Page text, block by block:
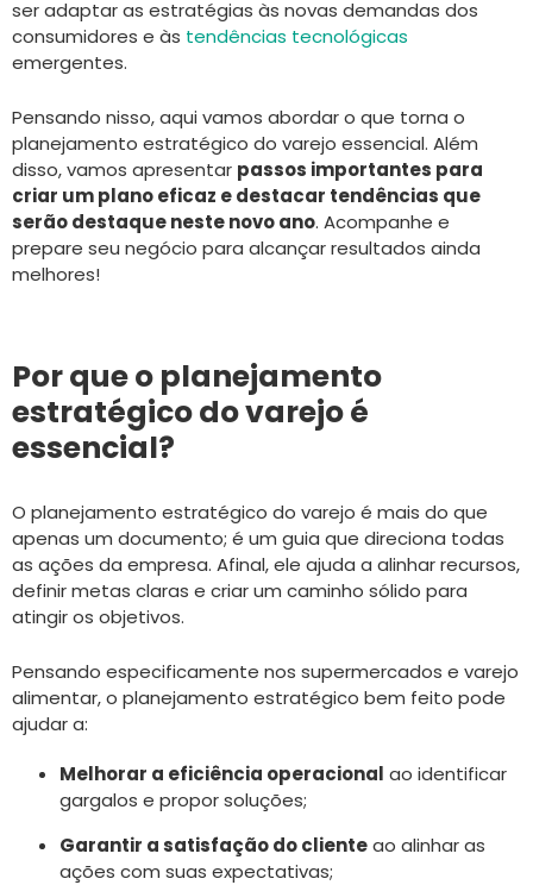
ser adaptar as estratégias às novas demandas dos
consumidores e às tendências tecnológicas
emergentes.
Pensando nisso, aqui vamos abordar o que torna o
planejamento estratégico do varejo essencial. Além
disso, vamos apresentar passos importantes para
criar um plano eficaz e destacar tendências que
serão destaque neste novo ano. Acompanhe e
prepare seu negócio para alcançar resultados ainda
melhores!
Por que o planejamento
estratégico do varejo é
essencial?
O planejamento estratégico do varejo é mais do que
apenas um documento; é um guia que direciona todas
as ações da empresa. Afinal, ele ajuda a alinhar recursos,
definir metas claras e criar um caminho sólido para
atingir os objetivos.
Pensando especificamente nos supermercados e varejo
alimentar, o planejamento estratégico bem feito pode
ajudar a:
Melhorar a eficiência operacional ao identificar
gargalos e propor soluções;
Garantir a satisfação do clienteao alinhar as
ações com suas expectativas;